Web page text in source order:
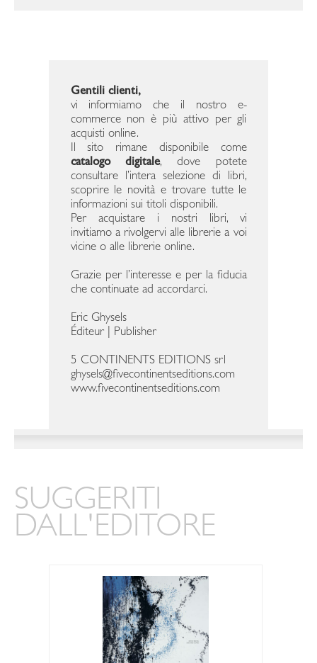
Gentili clienti,
vi informiamo che il nostro e-
commerce non è più attivo per gli
acquisti online.
Il sito rimane disponibile come
catalogo digitale, dove potete
consultare l’intera selezione di libri,
scoprire le novità e trovare tutte le
informazioni sui titoli disponibili.
Per acquistare i nostri libri, vi
invitiamo a rivolgervi alle librerie a voi
vicine o alle librerie online.
Grazie per l’interesse e per la fiducia
che continuate ad accordarci.
Eric Ghysels
Éditeur | Publisher
5 CONTINENTS EDITIONS srl
ghysels@fivecontinentseditions.com
www.fivecontinentseditions.com
SUGGERITI
DALL'EDITORE